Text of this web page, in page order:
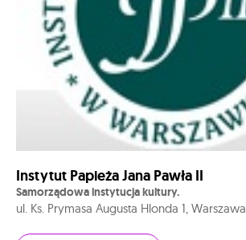
Instytut Papieża Jana Pawła II
Samorządowa instytucja kultury.
ul. Ks. Prymasa Augusta Hlonda 1, Warszawa